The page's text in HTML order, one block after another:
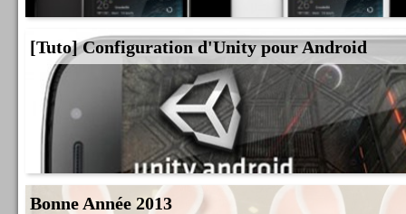
[Tuto] Configuration d'Unity pour Android
Bonne Année 2013